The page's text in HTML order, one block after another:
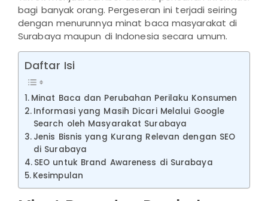
bagi banyak orang. Pergeseran ini terjadi seiring
dengan menurunnya minat baca masyarakat di
Surabaya maupun di Indonesia secara umum.
Daftar Isi
Minat Baca dan Perubahan Perilaku Konsumen
Informasi yang Masih Dicari Melalui Google
Search oleh Masyarakat Surabaya
Jenis Bisnis yang Kurang Relevan dengan SEO
di Surabaya
SEO untuk Brand Awareness di Surabaya
Kesimpulan